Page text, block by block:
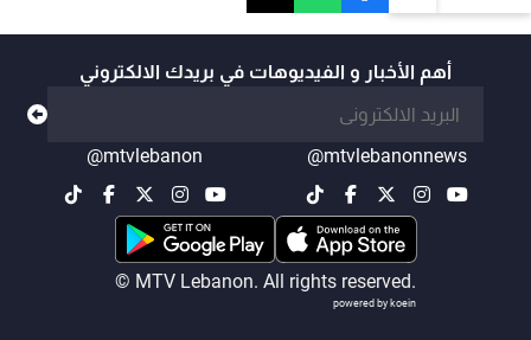
أهم الأخبار و الفيديوهات في بريدك الالكتروني
@mtvlebanonnews
@mtvlebanon
© MTV Lebanon. All rights reserved.
powered by koein